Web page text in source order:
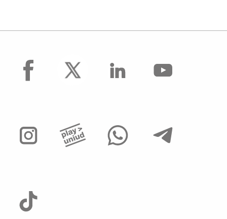
facebook